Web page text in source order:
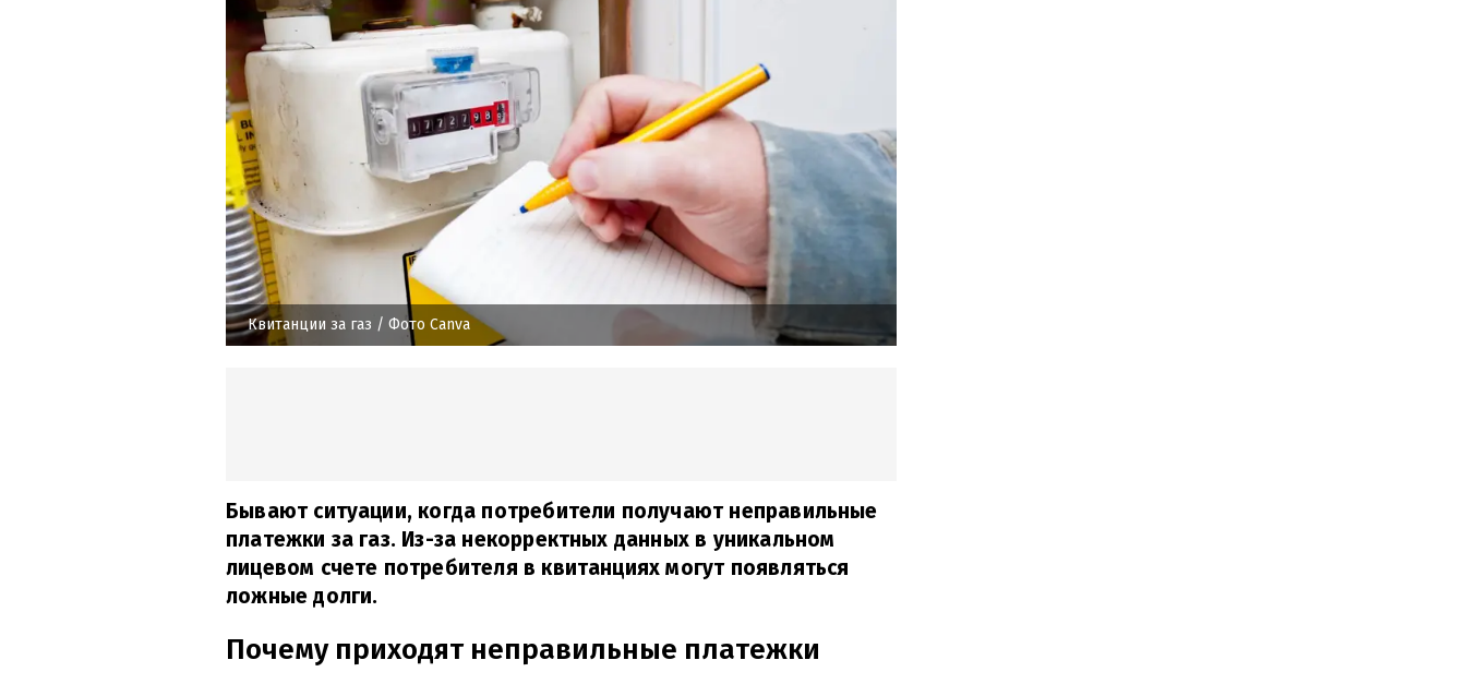
Квитанции за газ / Фото Canva
Бывают ситуации, когда потребители получают неправильные
платежки за газ. Из-за некорректных данных в уникальном
лицевом счете потребителя в квитанциях могут появляться
ложные долги.
Почему приходят неправильные платежки